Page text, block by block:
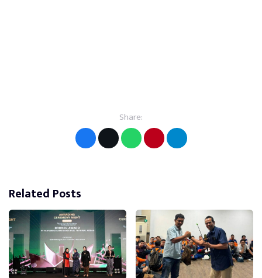
Share:
Related Posts